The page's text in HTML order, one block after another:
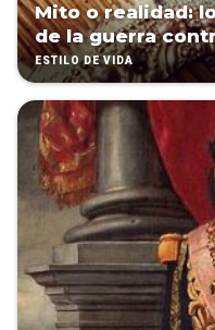
Mito o realidad:
de la guerra
ESTILO DE VIDA